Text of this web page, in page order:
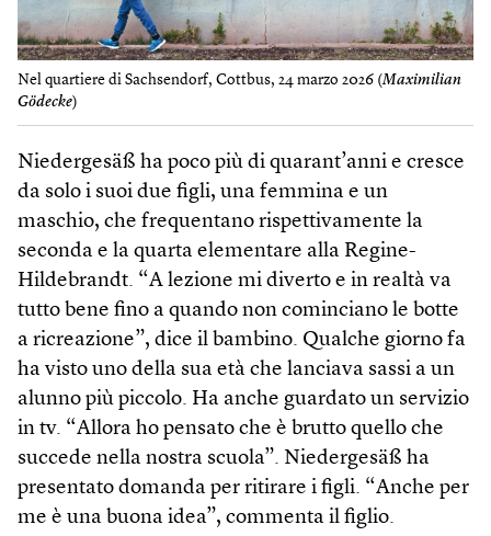
Nel quartiere di Sachsendorf, Cottbus, 24 marzo 2026 (Maximilian
Gödecke)
Niedergesäß ha poco più di quarant’anni e cresce
da solo i suoi due figli, una femmina e un
maschio, che frequentano rispettivamente la
seconda e la quarta elementare alla Regine-
Hildebrandt. “A lezione mi diverto e in realtà va
tutto bene fino a quando non cominciano le botte
a ricreazione”, dice il bambino. Qualche giorno fa
ha visto uno della sua età che lanciava sassi a un
alunno più piccolo. Ha anche guardato un servizio
in tv. “Allora ho pensato che è brutto quello che
succede nella nostra scuola”. Niedergesäß ha
presentato domanda per ritirare i figli. “Anche per
me è una buona idea”, commenta il figlio.